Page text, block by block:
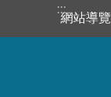
跳到主要內容區塊
:::
網站導覽